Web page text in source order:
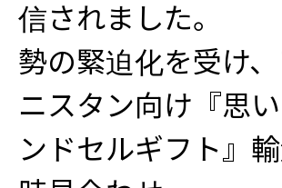
信されました。
勢の緊迫化を受け
ニスタン向け『思
ンドセルギフト』